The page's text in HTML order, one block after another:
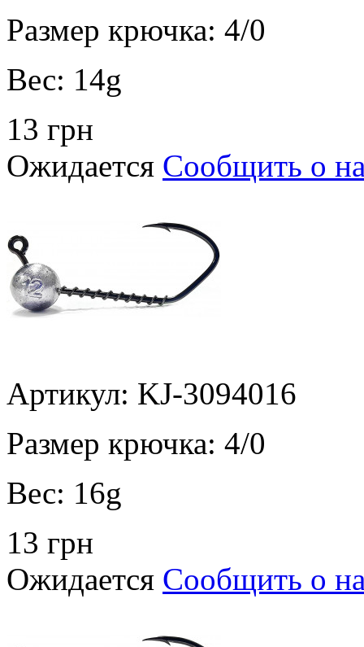
Размер крючка: 4/0
Вес: 14g
13 грн
Ожидается Сообщить о
Артикул: KJ-3094016
Размер крючка: 4/0
Вес: 16g
13 грн
Ожидается Сообщить о